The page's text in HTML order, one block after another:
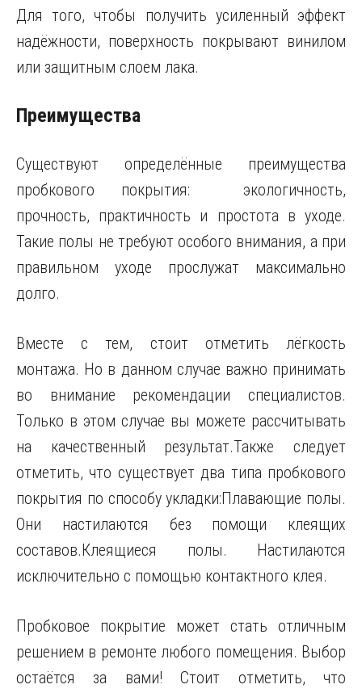
Для того, чтобы получить усиленный эффект
надёжности, поверхность покрывают винилом
или защитным слоем лака.
Преимущества
Существуют определённые преимущества
пробкового покрытия: экологичность,
прочность, практичность и простота в уходе.
Такие полы не требуют особого внимания, а при
правильном уходе прослужат максимально
долго.
Вместе с тем, стоит отметить лёгкость
монтажа. Но в данном случае важно принимать
во внимание рекомендации специалистов.
Только в этом случае вы можете рассчитывать
на качественный результат.Также следует
отметить, что существует два типа пробкового
покрытия по способу укладки:Плавающие полы.
Они настилаются без помощи клеящих
составов.Клеящиеся полы. Настилаются
исключительно с помощью контактного клея.
Пробковое покрытие может стать отличным
решением в ремонте любого помещения. Выбор
остаётся за вами! Стоит отметить, что